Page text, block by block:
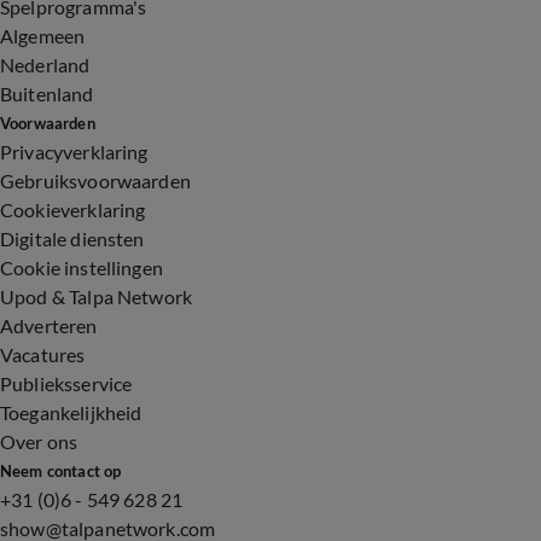
Spelprogramma's
Algemeen
Nederland
Buitenland
Voorwaarden
Privacyverklaring
Gebruiksvoorwaarden
Cookieverklaring
Digitale diensten
Cookie instellingen
Upod & Talpa Network
Adverteren
Vacatures
Publieksservice
Toegankelijkheid
Over ons
Neem contact op
+31 (0)6 - 549 628 21
show@talpanetwork.com